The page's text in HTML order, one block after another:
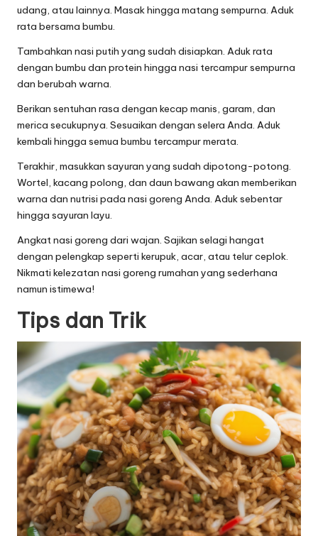
udang, atau lainnya. Masak hingga matang sempurna. Aduk
rata bersama bumbu.
Tambahkan nasi putih yang sudah disiapkan. Aduk rata
dengan bumbu dan protein hingga nasi tercampur sempurna
dan berubah warna.
Berikan sentuhan rasa dengan kecap manis, garam, dan
merica secukupnya. Sesuaikan dengan selera Anda. Aduk
kembali hingga semua bumbu tercampur merata.
Terakhir, masukkan sayuran yang sudah dipotong-potong.
Wortel, kacang polong, dan daun bawang akan memberikan
warna dan nutrisi pada nasi goreng Anda. Aduk sebentar
hingga sayuran layu.
Angkat nasi goreng dari wajan. Sajikan selagi hangat
dengan pelengkap seperti kerupuk, acar, atau telur ceplok.
Nikmati kelezatan nasi goreng rumahan yang sederhana
namun istimewa!
Tips dan Trik